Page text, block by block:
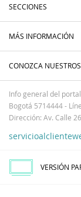
SECCIONES
MÁS INFORMACIÓN
CONOZCA
Info general del
Bogotá 5714444 -
Dirección: Av. Calle
VERSIÓN